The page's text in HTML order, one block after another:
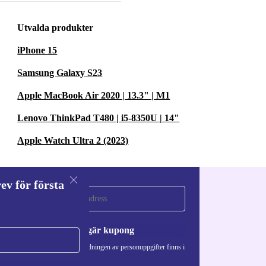
OCH
slinga runt
–
tunt till
ta fram
vardagliga
Utvalda produkter
iPhone 15
Samsung Galaxy S23
Apple MacBook Air 2020 | 13.3" | M1
Lenovo ThinkPad T480 | i5-8350U | 14"
Apple Watch Ultra 2 (2023)
för första
Begär kupong
Information om användningen av personuppgifter finns i